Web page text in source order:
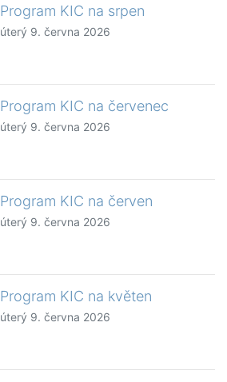
Program KIC na srpen
úterý 9. června 2026
Program KIC na červenec
úterý 9. června 2026
Program KIC na červen
úterý 9. června 2026
Program KIC na květen
úterý 9. června 2026